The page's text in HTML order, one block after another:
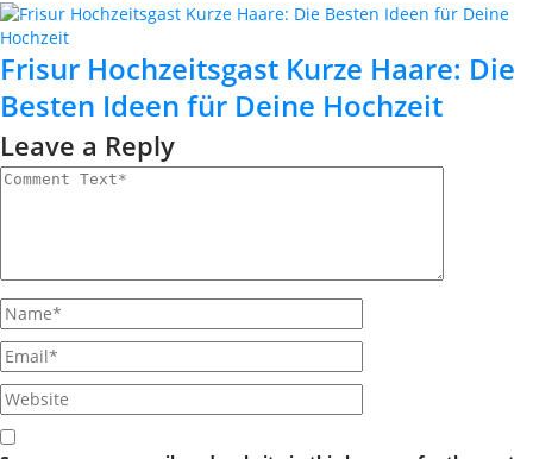
Frisur Hochzeitsgast Kurze Haare: Die
Besten Ideen für Deine Hochzeit
Leave a Reply